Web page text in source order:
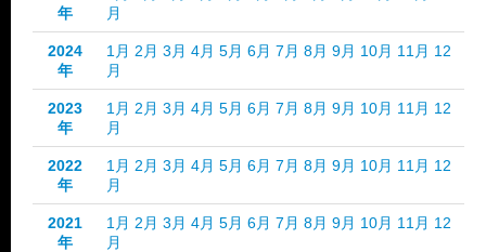
年
月
2024
年
1月 2月 3月 4月 5月 6月 7月 8月 9月 10月 11月 12
月
2023
年
1月 2月 3月 4月 5月 6月 7月 8月 9月 10月 11月 12
月
2022
年
1月 2月 3月 4月 5月 6月 7月 8月 9月 10月 11月 12
月
2021
年
1月 2月 3月 4月 5月 6月 7月 8月 9月 10月 11月 12
月